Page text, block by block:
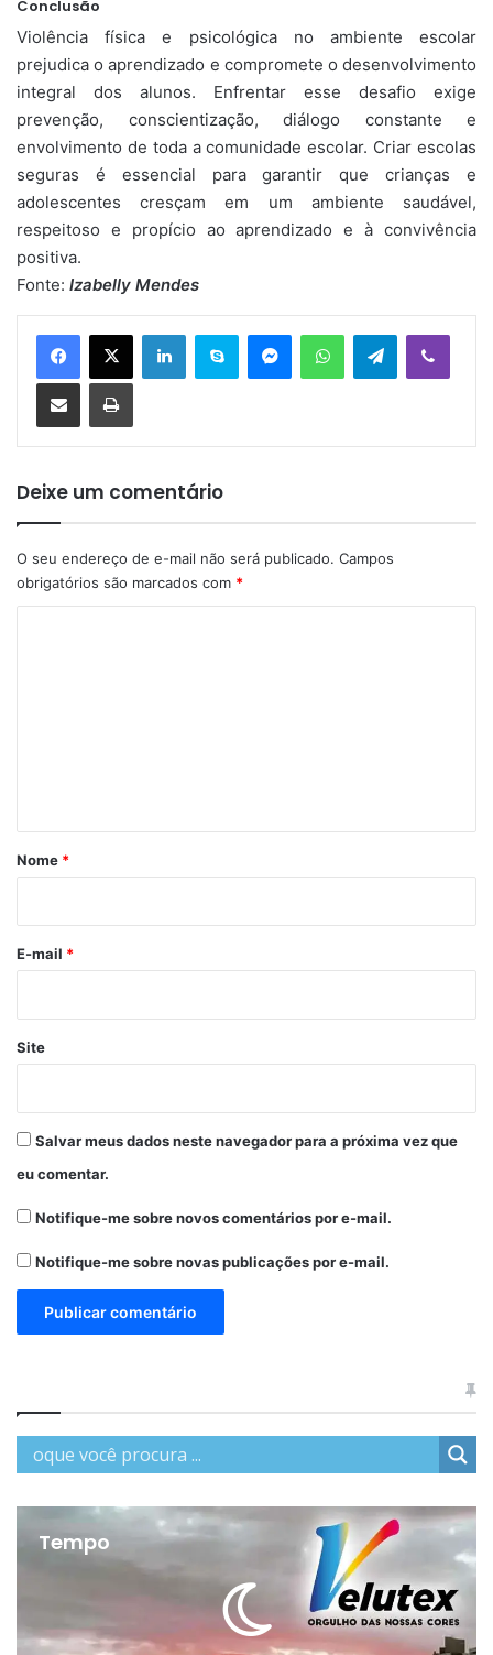
Conclusão
Violência física e psicológica no ambiente escolar
prejudica o aprendizado e compromete o desenvolvimento
integral dos alunos. Enfrentar esse desafio exige
prevenção, conscientização, diálogo constante e
envolvimento de toda a comunidade escolar. Criar escolas
seguras é essencial para garantir que crianças e
adolescentes cresçam em um ambiente saudável,
respeitoso e propício ao aprendizado e à convivência
positiva.
Fonte: Izabelly Mendes
Telegram
Deixe um comentário
O seu endereço de e-mail não será publicado. Campos
obrigatórios são marcados com *
r
*
Nome *
E-mail *
Site
Salvar meus dados neste navegador para a próxima vez que
eu comentar.
Notifique-me sobre novos comentários por e-mail.
Notifique-me sobre novas publicações por e-mail.
Tempo